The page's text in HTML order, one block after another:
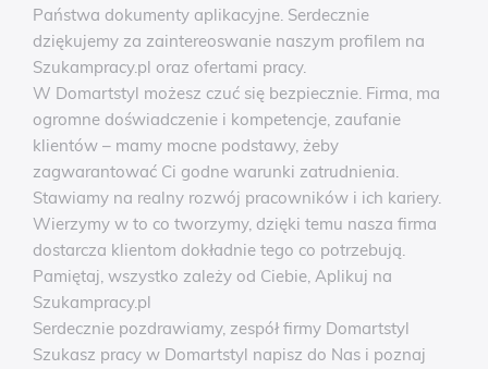
Państwa dokumenty aplikacyjne. Serdecznie
dziękujemy za zaintereoswanie naszym profilem na
Szukampracy.pl oraz ofertami pracy.
W Domartstyl możesz czuć się bezpiecznie. Firma, ma
ogromne doświadczenie i kompetencje, zaufanie
klientów – mamy mocne podstawy, żeby
zagwarantować Ci godne warunki zatrudnienia.
Stawiamy na realny rozwój pracowników i ich kariery.
Wierzymy w to co tworzymy, dzięki temu nasza firma
dostarcza klientom dokładnie tego co potrzebują.
Pamiętaj, wszystko zależy od Ciebie, Aplikuj na
Szukampracy.pl
Serdecznie pozdrawiamy, zespół firmy Domartstyl
Szukasz pracy w Domartstyl napisz do Nas i poznaj